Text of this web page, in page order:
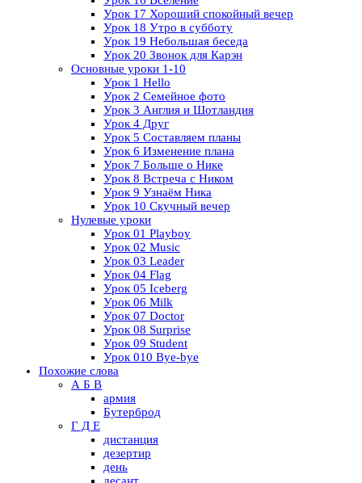
Урок 17 Хороший спокойный вечер
Урок 18 Утро в субботу
Урок 19 Небольшая беседа
Урок 20 Звонок для Карэн
Основные уроки 1-10
Урок 1 Hello
Урок 2 Семейное фото
Урок 3 Англия и Шотландия
Урок 4 Друг
Урок 5 Составляем планы
Урок 6 Изменение плана
Урок 7 Больше о Нике
Урок 8 Встреча с Ником
Урок 9 Узнаём Ника
Урок 10 Скучный вечер
Нулевые уроки
Урок 01 Playboy
Урок 02 Music
Урок 03 Leader
Урок 04 Flag
Урок 05 Iceberg
Урок 06 Milk
Урок 07 Doctor
Урок 08 Surprise
Урок 09 Student
Урок 010 Bye-bye
Похожие слова
А Б В
армия
Бутерброд
Г Д Е
дистанция
дезертир
день